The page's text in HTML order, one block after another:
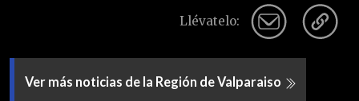
Llévatelo:
Ver más noticias de la Región de Valparaiso